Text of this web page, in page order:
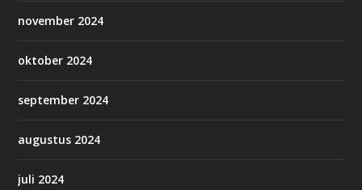
november 2024
oktober 2024
september 2024
augustus 2024
juli 2024